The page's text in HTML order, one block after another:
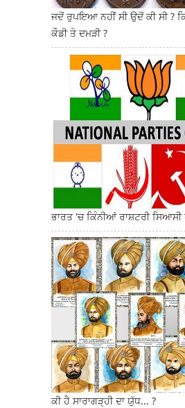
ਜਦੋਂ ਰੁਪਇਆ ਨਹੀਂ ਸੀ ਉਦੋਂ ਕੀ ਸੀ ?
ਕੌਡੀ ਤੇ ਦਮੜੀ ?
ਭਾਰਤ 'ਚ ਕਿੰਨੀਆਂ ਰਾਸ਼ਟਰੀ
ਕੀ ਹੈ ਸਾਰਾਗੜ੍ਹੀ ਦਾ ਯੁੱਧ... ?